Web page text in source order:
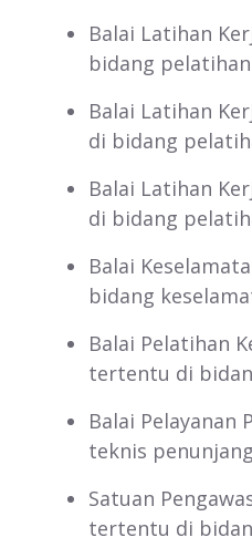
Balai Latihan
bidang
Balai Latihan
di bidang
Balai Latihan
di bidang
Balai
bidang
Balai Pelatihan
tertentu di
Balai Pelayanan
teknis
Satuan
tertentu di